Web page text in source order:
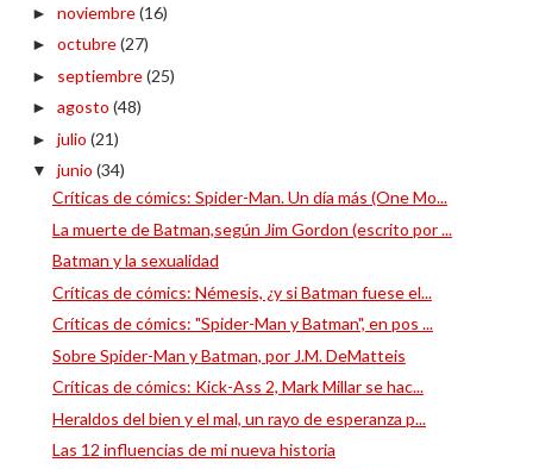
► noviembre(16)
► octubre(27)
► septiembre(25)
► agosto (48)
► julio (21)
▼ junio (34)
Críticas de cómics: Spider-Man. Un día más (One Mo...
La muerte de Batman,según Jim Gordon (escrito por ...
Batman y la sexualidad
Críticas de cómics: Némesis, ¿y si Batman fuese el...
Críticas de cómics: "Spider-Man y Batman", en pos ...
Sobre Spider-Man y Batman, por J.M. DeMatteis
Críticas de cómics: Kick-Ass 2, Mark Millar se hac...
Heraldos del bien y el mal, un rayo de esperanza p...
Las 12 influencias de mi nueva historia